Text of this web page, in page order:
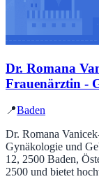
Dr. Romana
Frauenärztin -
📍Baden
Dr. Romana
Gynäkologie und
12, 2500 Baden,
2500 und bietet